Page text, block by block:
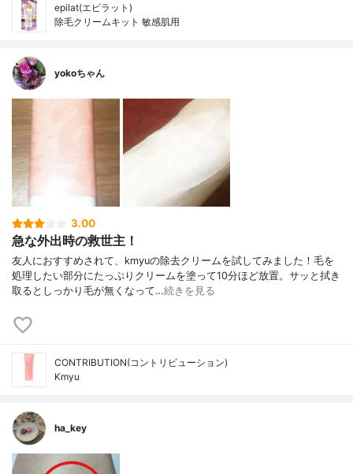
epilat(エピラット)
除毛クリームキット 敏感肌用
yokoちゃん
3.00
急な外出時の救世主！
友人におすすめされて、kmyuの除去クリームを試してみました！毛を
処理したい部分にたっぷりクリームを塗って10分ほど放置。サッと拭き
取るとしっかり毛が無くなって…続きを見る
CONTRIBUTION(コントリビューション)
Kmyu
ha_key